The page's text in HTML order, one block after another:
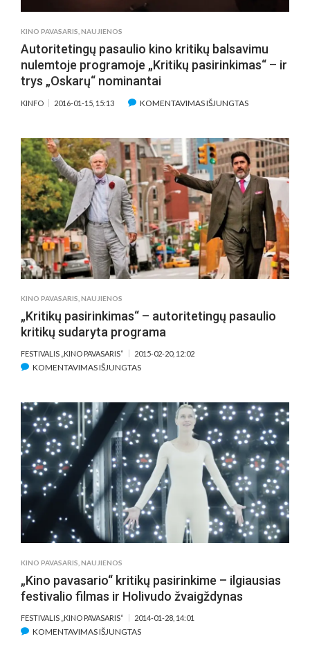
KINO PAVASARIS NAUJIENOS
Autoritetingų pasaulio kino kritikų balsavimu
nulemtoje programoje „Kritikų pasirinkimas“ – ir
trys „Oskarų“ nominantai
KINFO 2016-01-15, 15:13 KOMENTAVIMAS IŠJUNGTASĮRAŠE
KINO
KRITIKŲ
BALSAVIMU
NULEMTOJE
PROGRAMOJE
„KRITIKŲ
PASIRINKIMAS“
IR
TRYS
KINO PAVASARIS NAUJIENOS
„Kritikų pasirinkimas“ – autoritetingų pasaulio
kritikų sudaryta programa
FESTIVALIS „KINO PAVASARIS“ 2015-02-20, 12:02
KOMENTAVIMAS IŠJUNGTASĮRAŠE
–
AUTORITETINGŲ
PASAULIO
KRITIKŲ
SUDARYTA
PROGRAMA
KINO PAVASARIS NAUJIENOS
„Kino pavasario“ kritikų pasirinkime – ilgiausias
festivalio filmas ir Holivudo žvaigždynas
FESTIVALIS „KINO PAVASARIS“ 2014-01-28, 14:01
KOMENTAVIMAS IŠJUNGTASĮRAŠE